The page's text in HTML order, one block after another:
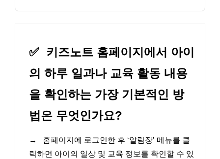
✅ 키즈노트 홈페이지에서 아이
의 하루 일과나 교육 활동 내용
을 확인하는 가장 기본적인 방
법은 무엇인가요?
→
홈페이지에 로그인한 후 ‘알림장’ 메뉴를 클
릭하면 아이의 일상 및 교육 정보를 확인할 수 있